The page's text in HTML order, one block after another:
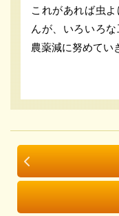
これがあれば虫
んが、いろいろ
農薬減に努めてい